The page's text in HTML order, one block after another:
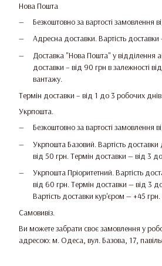
Нова Пошта
Безкоштовно за вартості замовлення
Адресна доставки. Вартість доставки
Доставка "Нова Пошта" у відділення
доставки – від 90 грн в залежності
вантажу.
Термін доставки – від 1 до 3 робочих
Укрпошта.
Безкоштовно за вартості замовлення
Укрпошта Базовий. Вартість доставки
від 50 грн. Термін доставки — від 3
Укрпошта Пріоритетний. Вартість
від 60 грн. Термін доставки — від 3
Вартість доставки кур'єром — +45
Самовивіз.
Ви можете забрати своє замовлення у
адресою: м. Одеса, вул. Базова, 17,